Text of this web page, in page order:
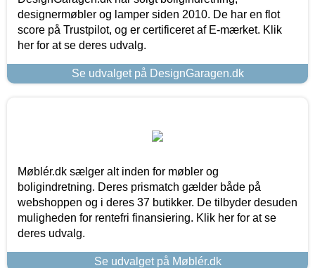
designermøbler og lamper siden 2010. De har en flot
score på Trustpilot, og er certificeret af E-mærket. Klik
her for at se deres udvalg.
Se udvalget på DesignGaragen.dk
Møblér.dk sælger alt inden for møbler og
boligindretning. Deres prismatch gælder både på
webshoppen og i deres 37 butikker. De tilbyder desuden
muligheden for rentefri finansiering. Klik her for at se
deres udvalg.
Se udvalget på Møblér.dk